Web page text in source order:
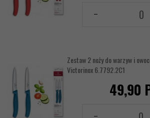
Zestaw 2 noży do warzyw i
Victorinox 6.7792.2C1
49,90